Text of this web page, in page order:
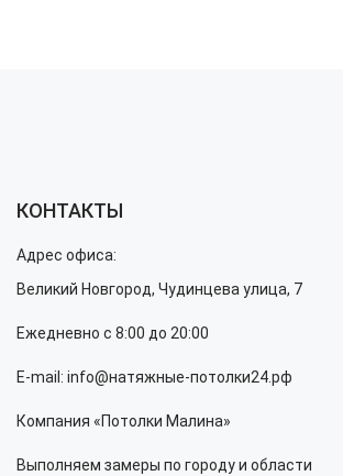
КОНТАКТЫ
Адрес офиса:
Великий Новгород, Чудинцева улица, 7
Ежедневно с 8:00 до 20:00
E-mail: info@натяжные-потолки24.рф
Компания «Потолки Малина»
Выполняем замеры по городу и области